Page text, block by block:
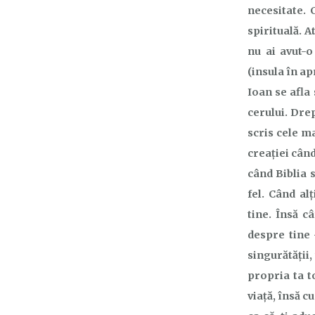
necesitate.
spirituală.
nu ai avut-
(insula în
Ioan se afla
cerului.
scris cele
creației
când Biblia
fel. Când
tine. Însă
despre tine
singurătății,
propria ta
viață, însă